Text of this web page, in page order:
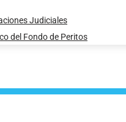
Judiciales
del Fondo de Peritos